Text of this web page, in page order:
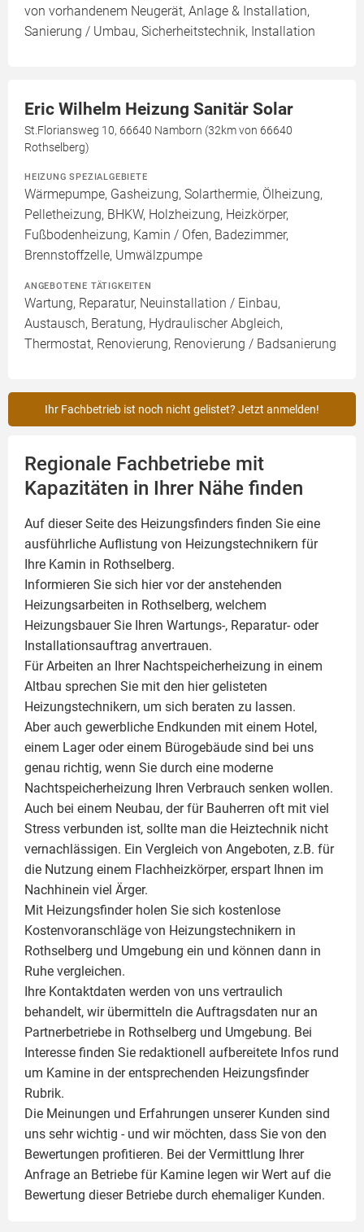
von vorhandenem Neugerät, Anlage & Installation,
Sanierung / Umbau, Sicherheitstechnik, Installation
Eric Wilhelm Heizung Sanitär Solar
St.Floriansweg 10, 66640 Namborn (32km von 66640
Rothselberg)
HEIZUNG SPEZIALGEBIETE
Wärmepumpe, Gasheizung, Solarthermie, Ölheizung,
Pelletheizung, BHKW, Holzheizung, Heizkörper,
Fußbodenheizung, Kamin / Ofen, Badezimmer,
Brennstoffzelle, Umwälzpumpe
ANGEBOTENE TÄTIGKEITEN
Wartung, Reparatur, Neuinstallation / Einbau,
Austausch, Beratung, Hydraulischer Abgleich,
Thermostat, Renovierung, Renovierung / Badsanierung
Ihr Fachbetrieb ist noch nicht gelistet? Jetzt anmelden!
Regionale Fachbetriebe mit
Kapazitäten in Ihrer Nähe finden
Auf dieser Seite des Heizungsfinders finden Sie eine
ausführliche Auflistung von Heizungstechnikern für
Ihre Kamin in Rothselberg.
Informieren Sie sich hier vor der anstehenden
Heizungsarbeiten in Rothselberg, welchem
Heizungsbauer Sie Ihren Wartungs-, Reparatur- oder
Installationsauftrag anvertrauen.
Für Arbeiten an Ihrer Nachtspeicherheizung in einem
Altbau sprechen Sie mit den hier gelisteten
Heizungstechnikern, um sich beraten zu lassen.
Aber auch gewerbliche Endkunden mit einem Hotel,
einem Lager oder einem Bürogebäude sind bei uns
genau richtig, wenn Sie durch eine moderne
Nachtspeicherheizung Ihren Verbrauch senken wollen.
Auch bei einem Neubau, der für Bauherren oft mit viel
Stress verbunden ist, sollte man die Heiztechnik nicht
vernachlässigen. Ein Vergleich von Angeboten, z.B. für
die Nutzung einem Flachheizkörper, erspart Ihnen im
Nachhinein viel Ärger.
Mit Heizungsfinder holen Sie sich kostenlose
Kostenvoranschläge von Heizungstechnikern in
Rothselberg und Umgebung ein und können dann in
Ruhe vergleichen.
Ihre Kontaktdaten werden von uns vertraulich
behandelt, wir übermitteln die Auftragsdaten nur an
Partnerbetriebe in Rothselberg und Umgebung. Bei
Interesse finden Sie redaktionell aufbereitete Infos rund
um Kamine in der entsprechenden Heizungsfinder
Rubrik.
Die Meinungen und Erfahrungen unserer Kunden sind
uns sehr wichtig - und wir möchten, dass Sie von den
Bewertungen profitieren. Bei der Vermittlung Ihrer
Anfrage an Betriebe für Kamine legen wir Wert auf die
Bewertung dieser Betriebe durch ehemaliger Kunden.